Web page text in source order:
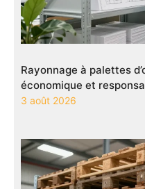
Rayonnage à palettes
économique et
3 août 2026